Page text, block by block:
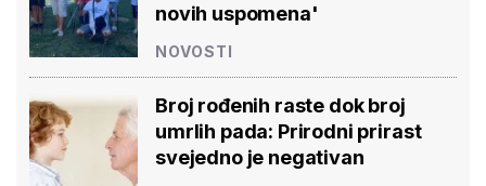
novih uspomena'
NOVOSTI
Broj rođenih raste dok broj
umrlih pada: Prirodni prirast
svejedno je negativan